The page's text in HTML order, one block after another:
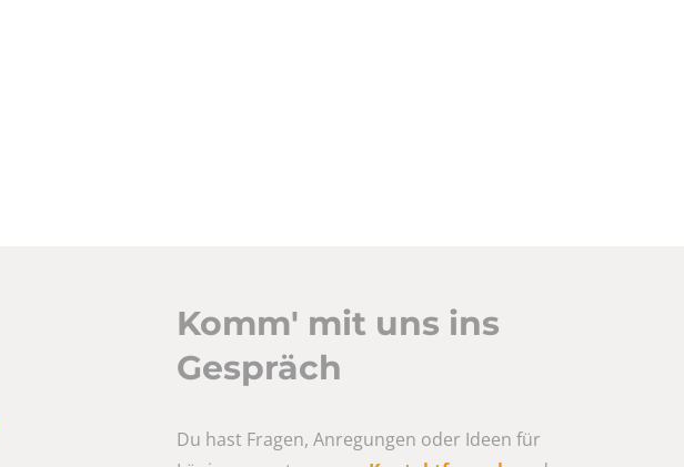
Komm' mit uns ins
Gespräch
Du hast Fragen, Anregungen oder Ideen für